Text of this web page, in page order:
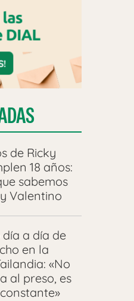
de Ricky
18 años:
sabemos
Valentino
día a día de
en la
«No
al preso, es